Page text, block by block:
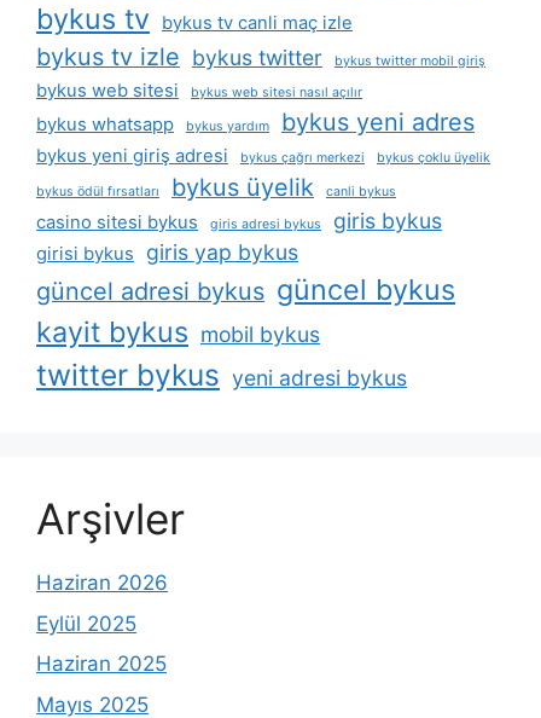
bykus tv bykus tv canli maç izle
bykus tv izle bykus twitter bykus twitter mobil giriş
bykus web sitesi bykus web sitesi nasıl açılır
bykus whatsapp bykus yardım bykus yeni adres
bykus yeni giriş adresi bykus çağrı merkezi bykus çoklu üyelik
bykus ödül fırsatları bykus üyelik canli bykus
casino sitesi bykus giris adresi bykus giris bykus
girisi bykus giris yap bykus
güncel adresi bykus güncel bykus
kayit bykus mobil bykus
twitter bykus yeni adresi bykus
Arşivler
Haziran 2026
Eylül 2025
Haziran 2025
Mayıs 2025